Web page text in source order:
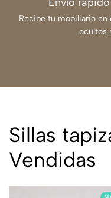
Recibe tu mobiliario
ocultos
Sillas
Vendidas